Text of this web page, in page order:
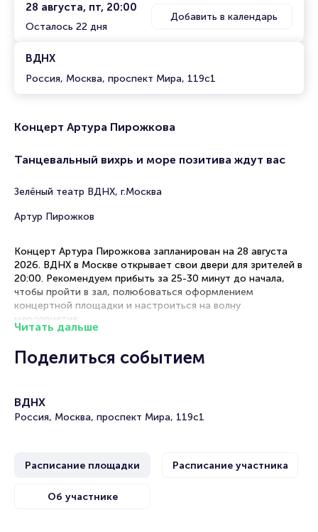
28 августа, пт, 20:00
Осталось 22 дня
Добавить в календарь
ВДНХ
Россия, Москва, проспект Мира, 119с1
Концерт Артура Пирожкова
Танцевальный вихрь и море позитива ждут вас
Зелёный театр ВДНХ, г.Москва
Артур Пирожков
Концерт Артура Пирожкова запланирован на 28 августа
2026. ВДНХ в Москве открывает свои двери для зрителей в
20:00. Рекомендуем прибыть за 25-30 минут до начала,
чтобы пройти в зал, полюбоваться оформлением
концертной площадки и настроиться на волну
мероприятия.
Бельэтаж — отличное сочетание доступной цены и
прекрасного обзора всей сцены.
расположением и мягкими креслами.
Читать дальше
Поделиться событием
ВДНХ
Россия, Москва, проспект Мира, 119с1
Расписание площадки Расписание участника
Об участнике